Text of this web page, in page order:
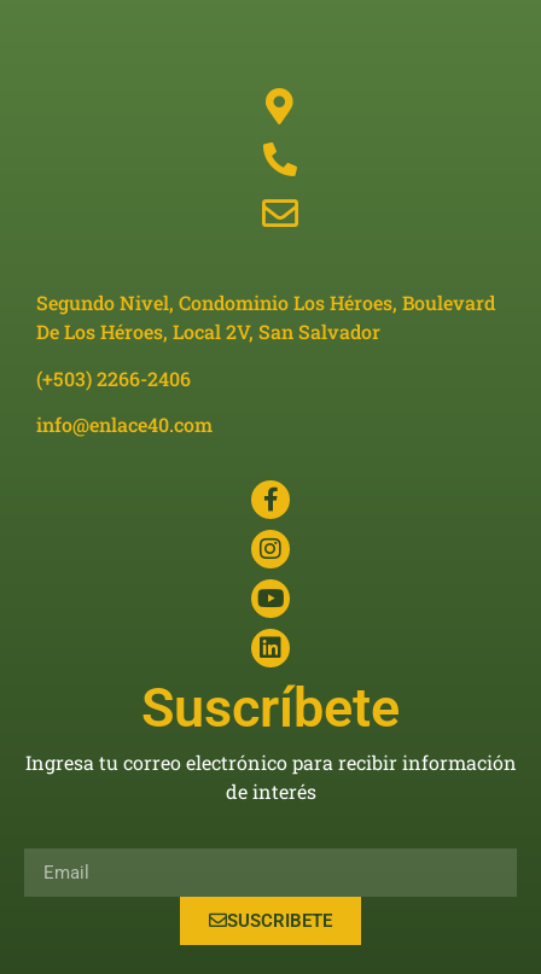
Segundo Nivel, Condominio Los Héroes, Boulevard
De Los Héroes, Local 2V, San Salvador
(+503) 2266-2406
info@enlace40.com
Suscríbete
Ingresa tu correo electrónico para recibir información
de interés
SUSCRIBETE